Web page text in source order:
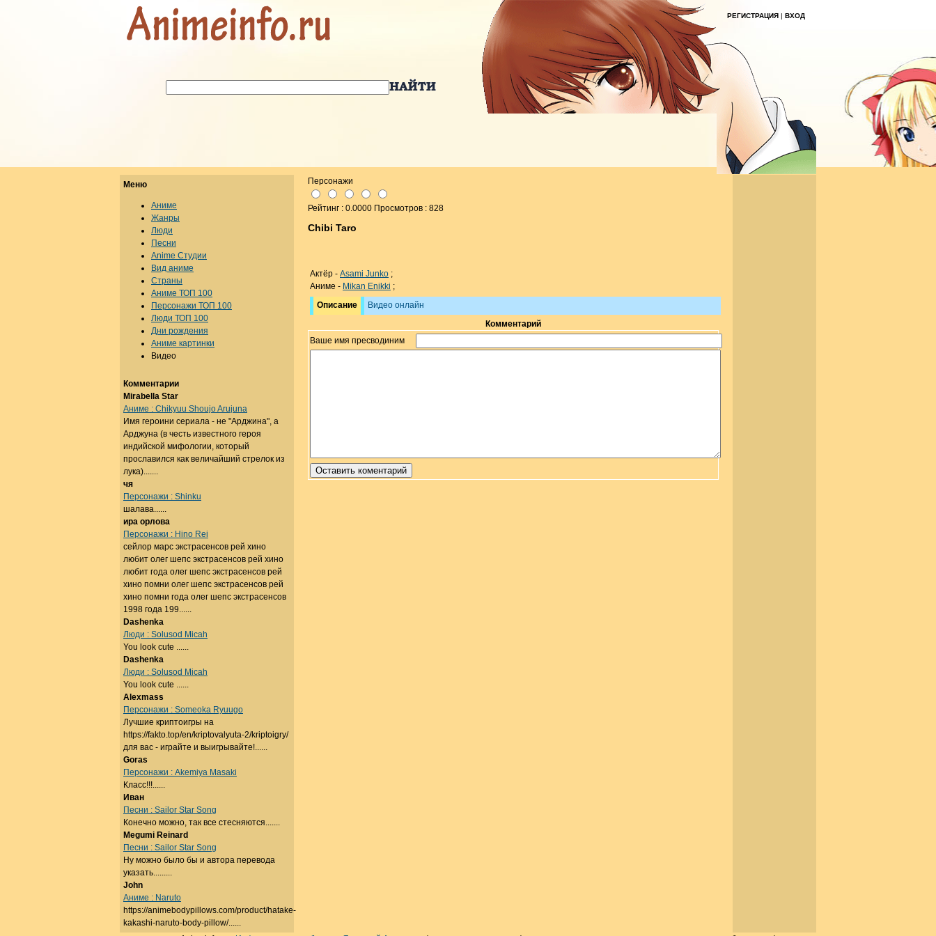
РЕГИСТРАЦИЯ | ВХОД
Персонажи
Рейтинг : 0.0000 Просмотров : 828
Chibi Taro
Актёр - Asami Junko ;
Аниме - Mikan Enikki ;
Описание
Видео онлайн
Комментарий
Ваше имя пресводиним
Меню
Аниме
Жанры
Люди
Песни
Anime Студии
Вид аниме
Страны
Аниме ТОП 100
Персонажи ТОП 100
Люди ТОП 100
Дни рождения
Аниме картинки
Видео
Комментарии
Mirabella Star
Аниме : Chikyuu Shoujo Arujuna
Имя героини сериала - не "Арджина", а
Арджуна (в честь известного героя
индийской мифологии, который
прославился как величайший стрелок из
лука).......
чя
Персонажи : Shinku
шалава......
ира орлова
Персонажи : Hino Rei
сейлор марс экстрасенсов рей хино
любит олег шепс экстрасенсов рей хино
любит года олег шепс экстрасенсов рей
хино помни олег шепс экстрасенсов рей
хино помни года олег шепс экстрасенсов
1998 года 199......
Dashenka
Люди : Solusod Micah
You look cute ......
Dashenka
Люди : Solusod Micah
You look cute ......
Alexmass
Персонажи : Someoka Ryuugo
Лучшие криптоигры на
https://fakto.top/en/kriptovalyuta-2/kriptoigry/
для вас - играйте и выигрывайте!......
Goras
Персонажи : Akemiya Masaki
Класс!!!......
Иван
Песни : Sailor Star Song
Конечно можно, так все стесняются.......
Megumi Reinard
Песни : Sailor Star Song
Ну можно было бы и автора перевода
указать.........
John
Аниме : Naruto
https://animebodypillows.com/product/hatake-
kakashi-naruto-body-pillow/......